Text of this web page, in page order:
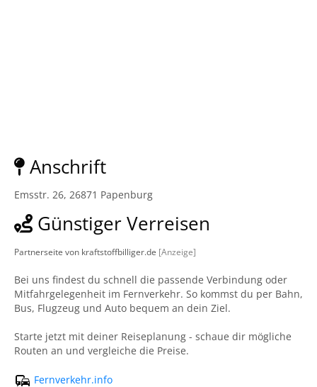
Anschrift
Emsstr. 26, 26871 Papenburg
Günstiger Verreisen
Partnerseite von kraftstoffbilliger.de [Anzeige]
Bei uns findest du schnell die passende Verbindung oder
Mitfahrgelegenheit im Fernverkehr. So kommst du per Bahn,
Bus, Flugzeug und Auto bequem an dein Ziel.
Starte jetzt mit deiner Reiseplanung - schaue dir mögliche
Routen an und vergleiche die Preise.
Fernverkehr.info